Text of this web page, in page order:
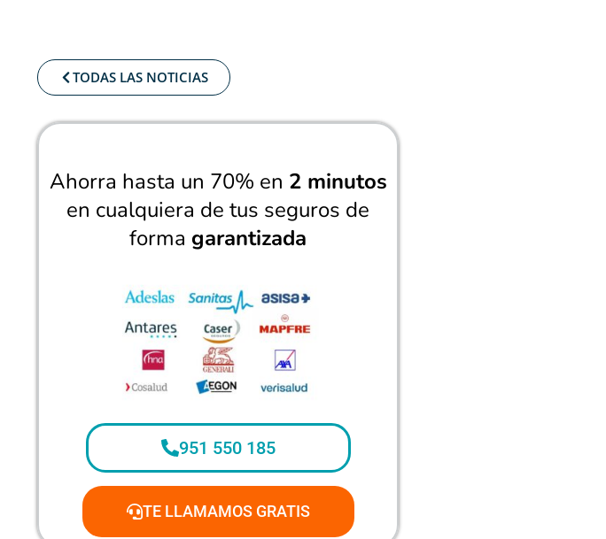
TODAS LAS NOTICIAS
Ahorra hasta un 70% en 2 minutos
en cualquiera de tus seguros de
forma garantizada
951 550 185
TE LLAMAMOS GRATIS